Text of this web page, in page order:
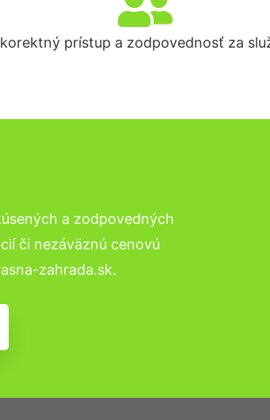
korektný prístup a zodpovednosť za
a zodpovedných
či nezáväznú cenovú
zahrada.sk.